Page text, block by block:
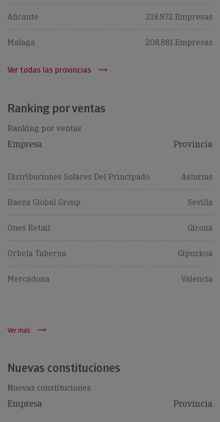
Alicante 218,972 Empresas
Malaga 208,881 Empresas
Ver todas las provincias
Ranking por ventas
Ranking por ventas
Empresa Provincia
Distribuciones Solares Del Principado Asturias
Baeza Global Group Sevilla
Ones Retail Girona
Orbela Taberna Gipuzkoa
Mercadona Valencia
Ver más
Nuevas constituciones
Nuevas constituciones
Empresa Provincia